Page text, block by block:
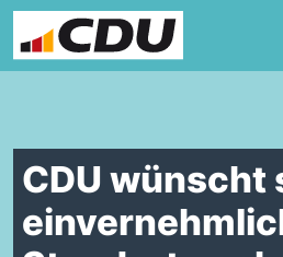
Zum Inhalt springen
CDU wünscht